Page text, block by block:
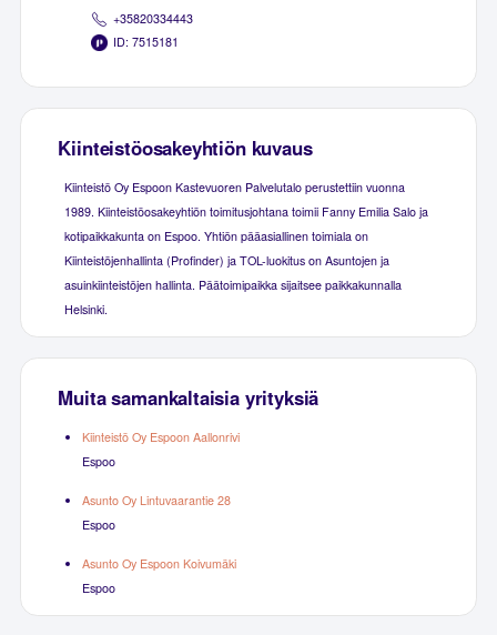
+35820334443
ID: 7515181
Kiinteistöosakeyhtiön kuvaus
Kiinteistö Oy Espoon Kastevuoren Palvelutalo perustettiin vuonna
1989. Kiinteistöosakeyhtiön toimitusjohtana toimii Fanny Emilia Salo ja
kotipaikkakunta on Espoo. Yhtiön pääasiallinen toimiala on
Kiinteistöjenhallinta (Profinder) ja TOL-luokitus on Asuntojen ja
asuinkiinteistöjen hallinta. Päätoimipaikka sijaitsee paikkakunnalla
Helsinki.
Muita samankaltaisia yrityksiä
Kiinteistö Oy Espoon Aallonrivi
Espoo
Asunto Oy Lintuvaarantie 28
Espoo
Asunto Oy Espoon Koivumäki
Espoo